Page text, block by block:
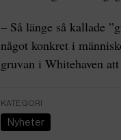
– Så länge så kallade
något konkret i
gruvan i Whitehaven
KATEGORI
Nyheter